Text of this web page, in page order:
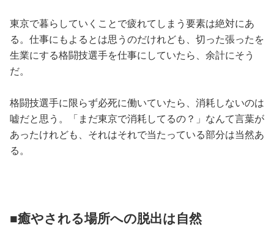
東京で暮らしていくことで疲れてしまう要素は絶対にあ
る。仕事にもよるとは思うのだけれども、切った張ったを
生業にする格闘技選手を仕事にしていたら、余計にそう
だ。
格闘技選手に限らず必死に働いていたら、消耗しないのは
嘘だと思う。「まだ東京で消耗してるの？」なんて言葉が
あったけれども、それはそれで当たっている部分は当然あ
る。
■癒やされる場所への脱出は自然